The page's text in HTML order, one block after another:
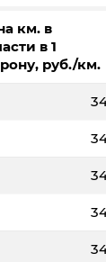
км. в
в 1
руб./км.